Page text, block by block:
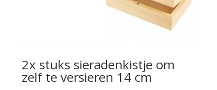
2x stuks sieradenkistje om
zelf te versieren 14 cm